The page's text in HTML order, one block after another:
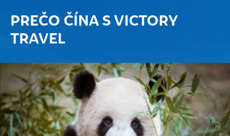
PREČO ČÍNA S VICTORY
TRAVEL